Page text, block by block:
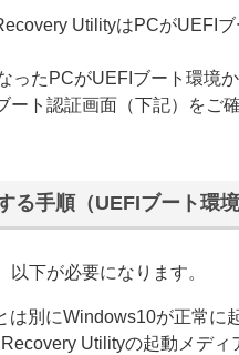
UtilityはPCがUEFI
ったPCがUEFIブート環境
ート認証画面（下記）をご
る手順（UEFIブート環
下が必要になります。
は別にWindows10が正常に
Utilityの起動メディ